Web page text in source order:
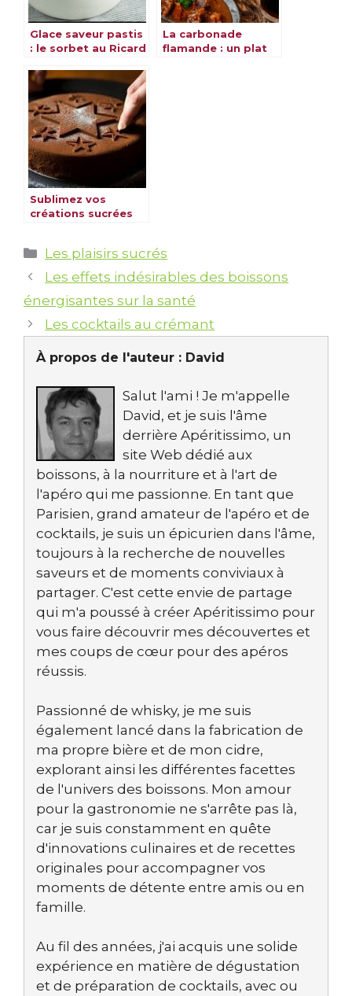
Glace saveur pastis
: le sorbet au Ricard
La carbonade
flamande : un plat
Sublimez vos
créations sucrées
pochoirs
Catégories
Les plaisirs sucrés
Les effets indésirables des boissons
énergisantes sur la santé
Les cocktails au crémant
À propos de l'auteur : David
Salut l'ami ! Je m'appelle
David, et je suis l'âme
derrière Apéritissimo, un
site Web dédié aux
boissons, à la nourriture et à l'art de
l'apéro qui me passionne. En tant que
Parisien, grand amateur de l'apéro et de
cocktails, je suis un épicurien dans l'âme,
toujours à la recherche de nouvelles
saveurs et de moments conviviaux à
partager. C'est cette envie de partage
qui m'a poussé à créer Apéritissimo pour
vous faire découvrir mes découvertes et
mes coups de cœur pour des apéros
réussis.
Passionné de whisky, je me suis
également lancé dans la fabrication de
ma propre bière et de mon cidre,
explorant ainsi les différentes facettes
de l'univers des boissons. Mon amour
pour la gastronomie ne s'arrête pas là,
car je suis constamment en quête
d'innovations culinaires et de recettes
originales pour accompagner vos
moments de détente entre amis ou en
famille.
Au fil des années, j'ai acquis une solide
expérience en matière de dégustation
et de préparation de cocktails, avec ou